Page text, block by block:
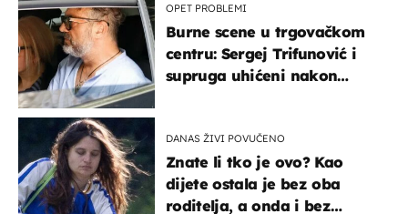
OPET PROBLEMI
Burne scene u trgovačkom
centru: Sergej Trifunović i
supruga uhićeni nakon
DANAS ŽIVI POVUČENO
Znate li tko je ovo? Kao
dijete ostala je bez oba
roditelja, a onda i bez